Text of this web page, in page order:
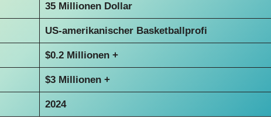
35 Millionen Dollar
US-amerikanischer Basketballprofi
$0.2 Millionen +
$3 Millionen +
2024